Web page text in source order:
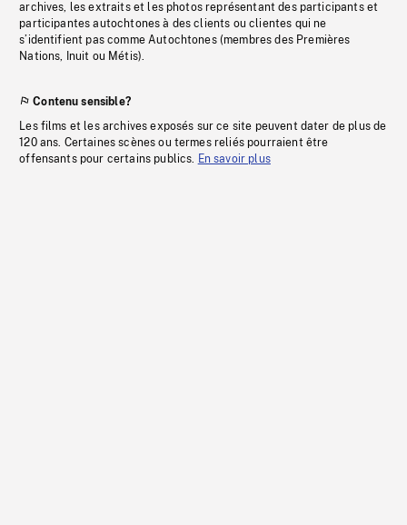
archives, les extraits et les photos représentant des participants et
participantes autochtones à des clients ou clientes qui ne
s’identifient pas comme Autochtones (membres des Premières
Nations, Inuit ou Métis).
Contenu sensible?
Les films et les archives exposés sur ce site peuvent dater de plus de
120 ans. Certaines scènes ou termes reliés pourraient être
offensants pour certains publics. En savoir plus